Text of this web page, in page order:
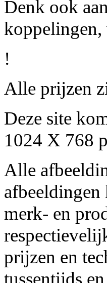
Denk ook
!
Alle prijzen
Deze site
1024 X 768
Alle
afbeeldingen
merk- en
prijzen en
tussentijds